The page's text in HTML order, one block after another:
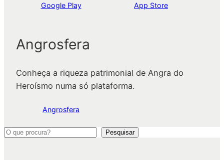
Google Play App Store
Angrosfera
Conheça a riqueza patrimonial de Angra do
Heroísmo numa só plataforma.
Angrosfera
P
Pesquisar